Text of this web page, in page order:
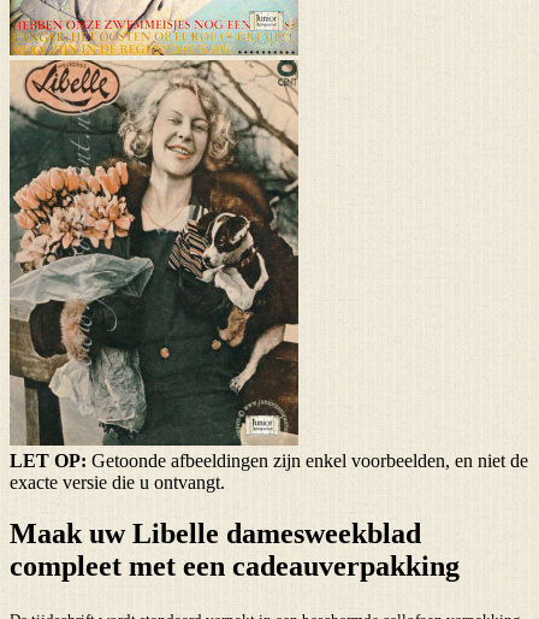
LET OP: Getoonde afbeeldingen zijn enkel voorbeelden, en niet de
exacte versie die u ontvangt.
Maak uw Libelle damesweekblad
compleet met een cadeauverpakking